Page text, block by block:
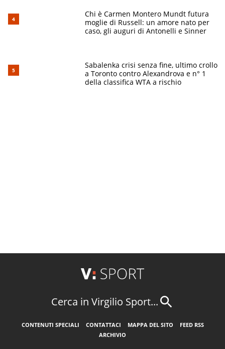
Chi è Carmen Montero Mundt futura
moglie di Russell: un amore nato per
caso, gli auguri di Antonelli e Sinner
Sabalenka crisi senza fine, ultimo crollo
a Toronto contro Alexandrova e n° 1
della classifica WTA a rischio
Cerca in Virgilio Sport...
CONTENUTI SPECIALI CONTATTACI MAPPA DEL SITO
FEED RSS
ARCHIVIO